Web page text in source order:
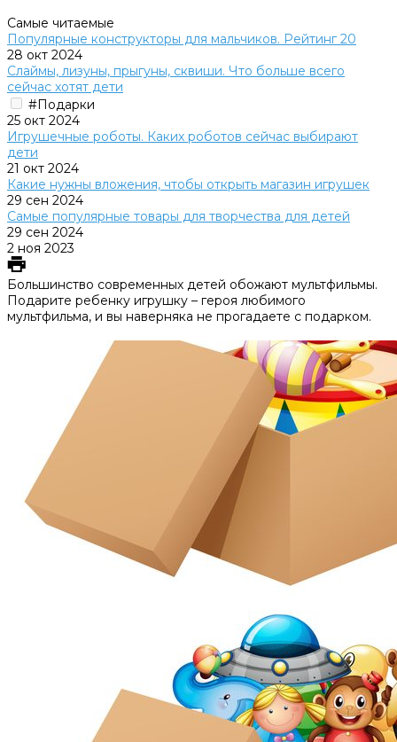
Самые читаемые
Популярные конструкторы для мальчиков. Рейтинг 20
28 окт 2024
Слаймы, лизуны, прыгуны, сквиши. Что больше всего
сейчас хотят дети
#Подарки
25 окт 2024
Игрушечные роботы. Каких роботов сейчас выбирают
дети
21 окт 2024
Какие нужны вложения, чтобы открыть магазин игрушек
29 сен 2024
Самые популярные товары для творчества для детей
29 сен 2024
2 ноя 2023
Большинство современных детей обожают мультфильмы.
Подарите ребенку игрушку – героя любимого
мультфильма, и вы наверняка не прогадаете с подарком.